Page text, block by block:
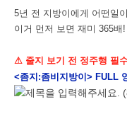
5년 전 지방이에게 어떤일
이거 먼저 보면 재미 365배!
⚠ 줄지 보기 전 정주행 필
<좀지:좀비지방이> FULL